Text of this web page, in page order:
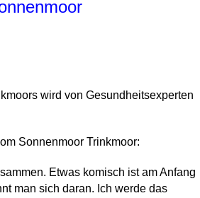
wird von Gesundheitsexperten
Sonnenmoor Trinkmoor:
Etwas komisch ist am Anfang
man sich daran. Ich werde das